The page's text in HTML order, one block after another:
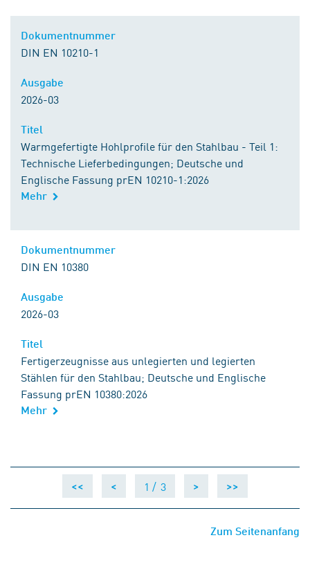
DIN EN 10210-1
2026-03
Warmgefertigte Hohlprofile für den Stahlbau - Teil 1:
Technische Lieferbedingungen; Deutsche und
Englische Fassung prEN 10210-1:2026
Mehr
DIN EN 10380
2026-03
Fertigerzeugnisse aus unlegierten und legierten
Stählen für den Stahlbau; Deutsche und Englische
Fassung prEN 10380:2026
Mehr
<< < 1 / 3 > >>
Zum Seitenanfang